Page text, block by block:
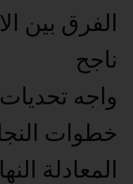
الفرق بين
ناجح
واجه تحديات
خطوات
المعادلة